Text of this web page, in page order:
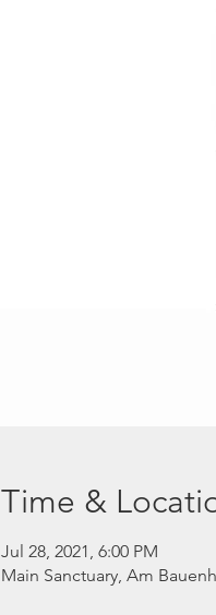
Time &
Jul 28, 2021, 6:00 PM
Main Sanctuary, Am